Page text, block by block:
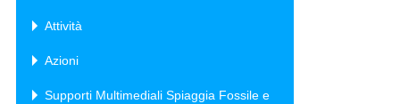
Attività
Azioni
Supporti Multimediali Spiaggia Fossile e